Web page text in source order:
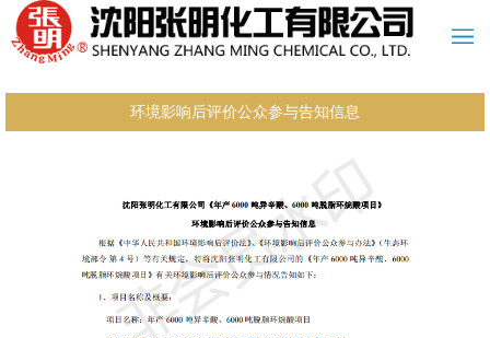
环境影响后评价公众参与告知信息